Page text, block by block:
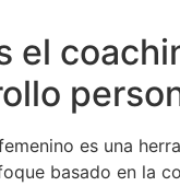
el
es una
basado en la